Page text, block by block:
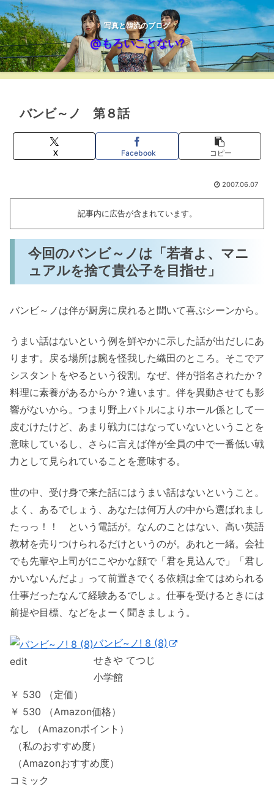
写真と韓流のブログ
@もろいことない?
バンビ～ノ 第８話
X Facebook コピー
2007.06.07
記事内に広告が含まれています。
今回のバンビ～ノは「若者よ、マニ
ュアルを捨て貴公子を目指せ」
バンビ～ノは伴が厨房に戻れると聞いて喜ぶシーンから。
うまい話はないという例を鮮やかに示した話が出だしにあ
ります。戻る場所は腕を怪我した織田のところ。そこでア
シスタントをやるという役割。なぜ、伴が指名されたか？
料理に素養があるからか？違います。伴を異動させても影
響がないから。つまり野上バトルによりホール係として一
皮むけたけど、あまり戦力にはなっていないということを
意味しているし、さらに言えば伴が全員の中で一番低い戦
力として見られていることを意味する。
世の中、受け身で来た話にはうまい話はないということ。
よく、あるでしょう、あなたは何万人の中から選ばれまし
たっっ！！ という電話が。なんのことはない、高い英語
教材を売りつけられるだけというのが。あれと一緒。会社
でも先輩や上司がにこやかな顔で「君を見込んで」「君し
かいないんだよ」って前置きでくる依頼は全てはめられる
仕事だったなんて経験あるでしょ。仕事を受けるときには
前提や目標、などをよーく聞きましょう。
edit
バンビ~ノ! 8 (8)
せきや てつじ
小学館
￥ 530 （定価）
￥ 530 （Amazon価格）
なし （Amazonポイント）
（私のおすすめ度）
（Amazonおすすめ度）
コミック